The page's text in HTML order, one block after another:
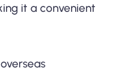
it a convenient